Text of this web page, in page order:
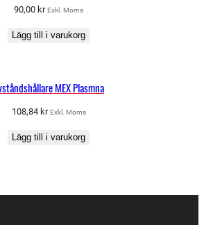
90,00 kr Exkl. Moms
Lägg till i varukorg
MEX Plasmna
108,84 kr Exkl. Moms
Lägg till i varukorg